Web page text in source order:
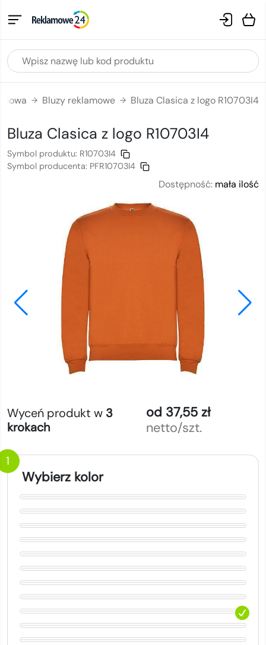
→ Bluzy reklamowe → Bluza Clasica z logo R10703I4
Bluza Clasica z logo R10703I4
Symbol produktu: R10703I4
Symbol producenta: PFR10703I4
Dostępność: mała ilość
Wyceń produkt w 3
krokach
od 37,55 zł
netto/szt.
1
Wybierz kolor